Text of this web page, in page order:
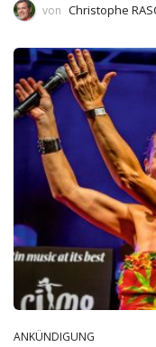
von Christophe
ANKÜNDIGUNG